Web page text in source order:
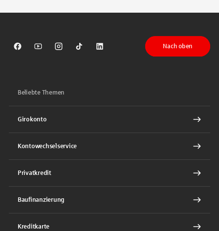
Sparkasse auf Facebook
Sparkasse auf Youtube
Sparkasse auf Instagram
Sparkasse auf TikTok
Sparkasse auf LinkedIn
Nach oben
Beliebte Themen
Girokonto
Kontowechselservice
Privatkredit
Baufinanzierung
Kreditkarte